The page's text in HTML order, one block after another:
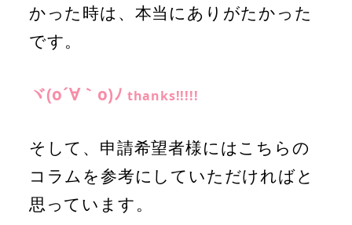
かった時は、本当にありがたかった
です。
ヾ(o´∀｀o)ﾉ thanks!!!!!
そして、申請希望者様にはこちらの
コラムを参考にしていただければと
思っています。